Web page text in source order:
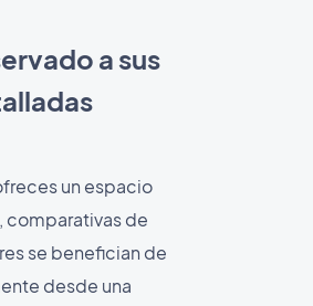
a sus
un espacio
comparativas de
se benefician de
desde una